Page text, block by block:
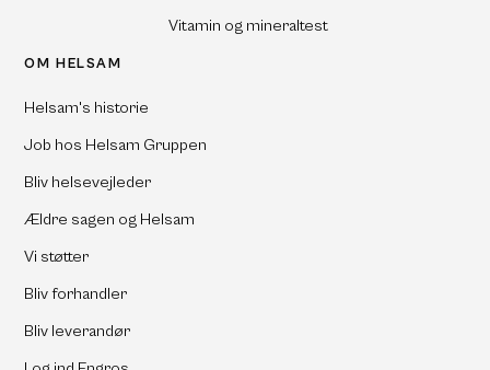
Vitamin og mineraltest
OM HELSAM
Helsam's historie
Job hos Helsam Gruppen
Bliv helsevejleder
Ældre sagen og Helsam
Vi støtter
Bliv forhandler
Bliv leverandør